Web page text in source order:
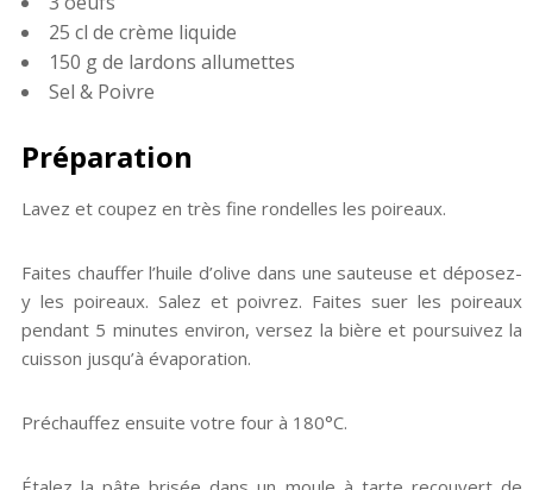
25 cl de crème liquide
150 g de lardons allumettes
Sel & Poivre
Préparation
Lavez et coupez en très fine rondelles les poireaux.
Faites chauffer l’huile d’olive dans une sauteuse et déposez-
y les poireaux. Salez et poivrez. Faites suer les poireaux
pendant 5 minutes environ, versez la bière et poursuivez la
cuisson jusqu’à évaporation.
Préchauffez ensuite votre four à 180°C.